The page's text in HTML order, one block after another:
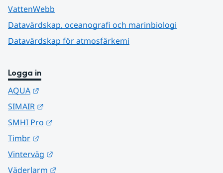
VattenWebb
Datavärdskap, oceanografi och marinbiologi
Datavärdskap för atmosfärkemi
Logga in
AQUA
SIMAIR
SMHI Pro
Timbr
Vinterväg
Väderlarm